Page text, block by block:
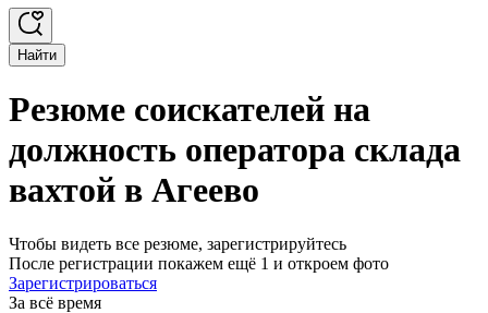
Найти
Резюме соискателей на
должность оператора склада
вахтой в Агеево
Чтобы видеть все резюме, зарегистрируйтесь
После регистрации покажем ещё 1 и откроем фото
Зарегистрироваться
За всё время